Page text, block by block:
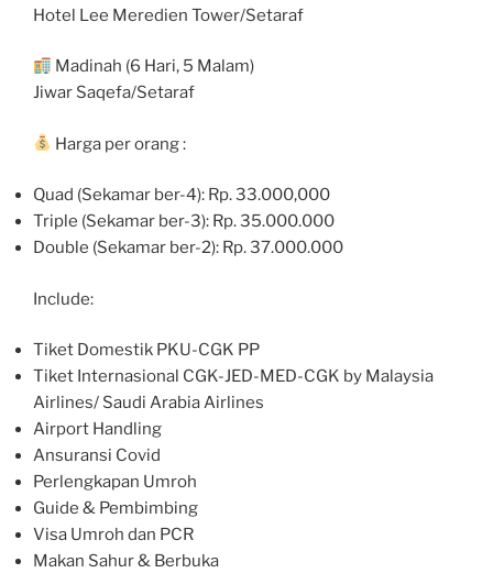
Hotel Lee Meredien Tower/Setaraf
Madinah (6 Hari, 5 Malam)
Jiwar Saqefa/Setaraf
Harga per orang :
Quad (Sekamar ber-4): Rp. 33.000,000
Triple (Sekamar ber-3): Rp. 35.000.000
Double (Sekamar ber-2): Rp. 37.000.000
Include:
Tiket Domestik PKU-CGK PP
Tiket Internasional CGK-JED-MED-CGK by Malaysia
Airlines/ Saudi Arabia Airlines
Airport Handling
Ansuransi Covid
Perlengkapan Umroh
Guide & Pembimbing
Visa Umroh dan PCR
Makan Sahur & Berbuka